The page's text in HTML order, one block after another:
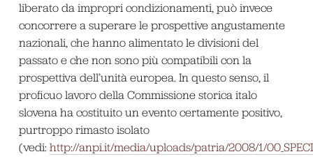
liberato da impropri condizionamenti, può invece
concorrere a superare le prospettive angustamente
nazionali, che hanno alimentato le divisioni del
passato e che non sono più compatibili con la
prospettiva dell’unità europea. In questo senso, il
proficuo lavoro della Commissione storica italo
slovena ha costituito un evento certamente positivo,
purtroppo rimasto isolato
(vedi: http://anpi.it/media/uploads/patria/2008/1/